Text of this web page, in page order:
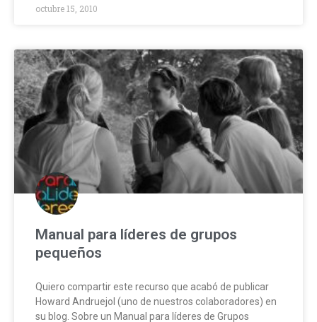
octubre 15, 2010
Manual para líderes de grupos
pequeños
Quiero compartir este recurso que acabó de publicar
Howard Andruejol (uno de nuestros colaboradores) en
su blog. Sobre un Manual para líderes de Grupos